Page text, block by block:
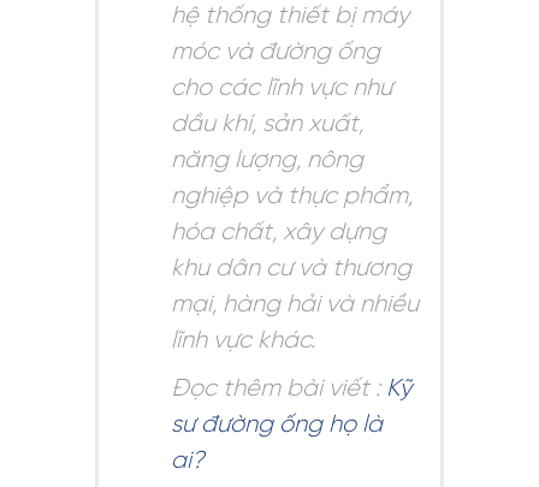
hệ thống thiết bị máy
móc và đường ống
cho các lĩnh vực như
dầu khí, sản xuất,
năng lượng, nông
nghiệp và thực phẩm,
hóa chất, xây dựng
khu dân cư và thương
mại, hàng hải và nhiều
lĩnh vực khác.
Đọc thêm bài viết :Kỹ
sư đường ống họ là
ai?